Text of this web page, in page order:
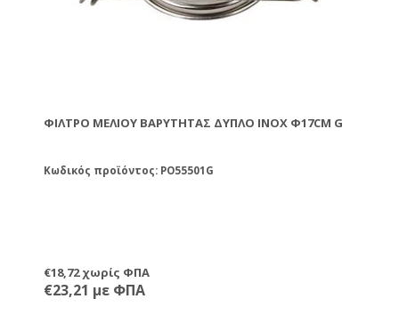
ΦΊΛΤΡΟ ΜΕΛΙΟΎ ΒΑΡΎΤΗΤΑΣ ΔΥΠΛΌ ΙΝΟΧ Φ17CM G
Κωδικός προϊόντος: PO55501G
€18,72 χωρίς ΦΠΑ
€23,21 με ΦΠΑ